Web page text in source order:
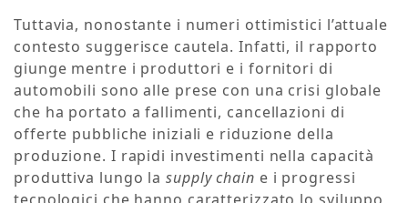
Tuttavia, nonostante i numeri ottimistici l’attuale
contesto suggerisce cautela. Infatti, il rapporto
giunge mentre i produttori e i fornitori di
automobili sono alle prese con una crisi globale
che ha portato a fallimenti, cancellazioni di
offerte pubbliche iniziali e riduzione della
produzione. I rapidi investimenti nella capacità
produttiva lungo la supply chain e i progressi